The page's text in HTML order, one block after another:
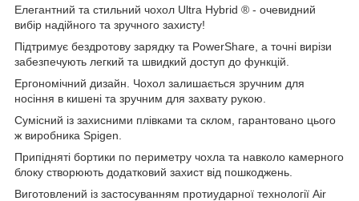
Елегантний та стильний чохол Ultra Hybrid ® - очевидний
вибір надійного та зручного захисту!
Підтримує бездротову зарядку та PowerShare, а точні вирізи
забезпечують легкий та швидкий доступ до функцій.
Ергономічний дизайн. Чохол залишається зручним для
носіння в кишені та зручним для захвату рукою.
Сумісний із захисними плівками та склом, гарантовано цього
ж виробника Spigen.
Припідняті бортики по периметру чохла та навколо камерного
блоку створюють додатковий захист від пошкоджень.
Виготовлений із застосуванням протиударної технології Air